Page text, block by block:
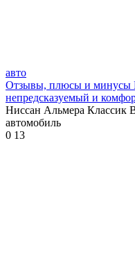
авто
Отзывы, плюсы и минусы
непредсказуемый и
Ниссан Альмера Классик
автомобиль
0 13